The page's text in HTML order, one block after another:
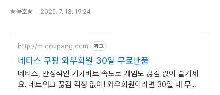
★용호★ 2025. 7. 18. 19:24
http://m.coupang.com 광고
네티스 쿠팡 와우회원 30일 무료반품
네티스, 안정적인 기가비트 속도로 게임도 끊김 없이 즐기세
요. 네트워크 끊김 걱정 없이! 와우회원이라면 30일 내 무료